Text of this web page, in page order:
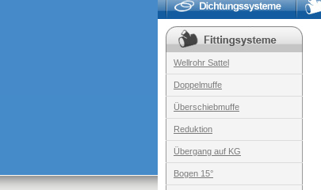
Wellrohr Sattel
Doppelmuffe
Überschiebmuffe
Reduktion
Übergang auf KG
Bogen 15°